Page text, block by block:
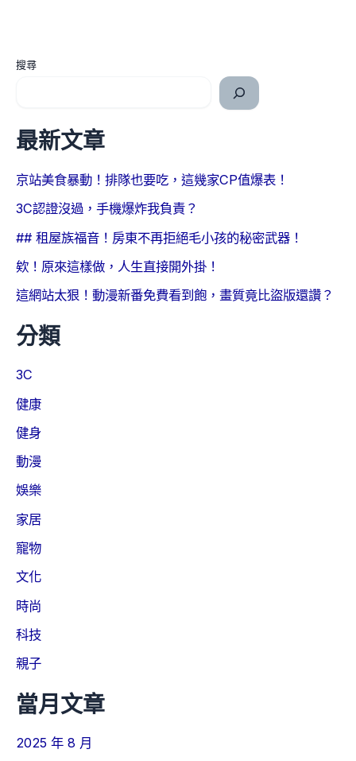
搜尋
最新文章
京站美食暴動！排隊也要吃，這幾家CP值爆表！
3C認證沒過，手機爆炸我負責？
## 租屋族福音！房東不再拒絕毛小孩的秘密武器！
欸！原來這樣做，人生直接開外掛！
這網站太狠！動漫新番免費看到飽，畫質竟比盜版還讚？
分類
3C
健康
健身
動漫
娛樂
家居
寵物
文化
時尚
科技
親子
當月文章
2025 年 8 月